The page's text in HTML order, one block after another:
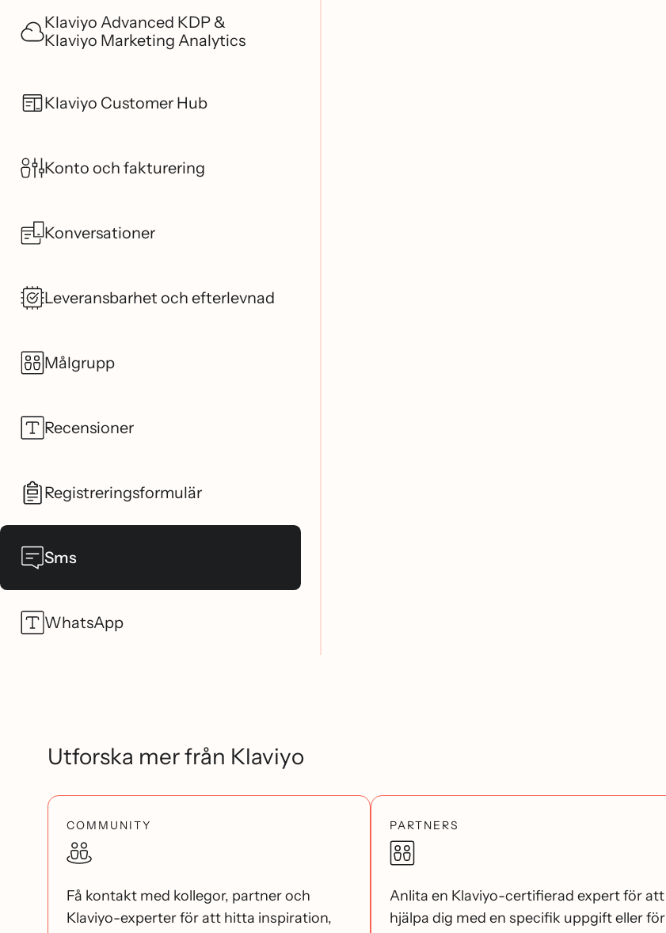
Klaviyo Advanced KDP &
Klaviyo Marketing Analytics
Klaviyo Customer Hub
Konto och fakturering
Konversationer
Leveransbarhet och efterlevnad
Målgrupp
Recensioner
Registreringsformulär
Sms
WhatsApp
Utforska mer från Klaviyo
COMMUNITY
Få kontakt med kollegor, partner och
Klaviyo-experter för att hitta inspiration,
PARTNERS
Anlita en Klaviyo-certifierad expert för att
hjälpa dig med en specifik uppgift eller för